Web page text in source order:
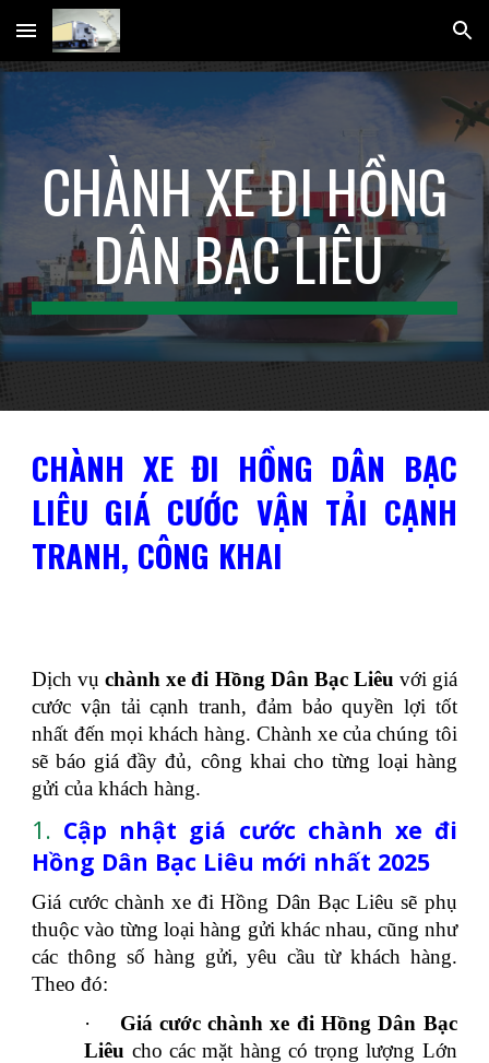
Skip to main content Skip to navigation
CHÀNH XE ĐI HỒNG
DÂN BẠC LIÊU
CHÀNH XE ĐI HỒNG DÂN BẠC
LIÊU GIÁ CƯỚC VẬN TẢI CẠNH
TRANH, CÔNG KHAI
Dịch vụchành xe đi Hồng Dân Bạc Liêu với giá
cước vận tải cạnh tranh, đảm bảo quyền lợi tốt
nhất đến mọi khách hàng. Chành xe của chúng tôi
sẽ báo giá đầy đủ, công khai cho từng loại hàng
gửi của khách hàng.
1. Cập nhật giá cước chành xe đi
Hồng Dân Bạc Liêu mới nhất 2025
Giá cước chành xe đi Hồng Dân Bạc Liêu sẽ phụ
thuộc vào từng loại hàng gửi khác nhau, cũng như
các thông số hàng gửi, yêu cầu từ khách hàng.
Theo đó:
·
Giá cước chành xe đi Hồng Dân Bạc
Liêu cho các mặt hàng có trọng lượng Lớn